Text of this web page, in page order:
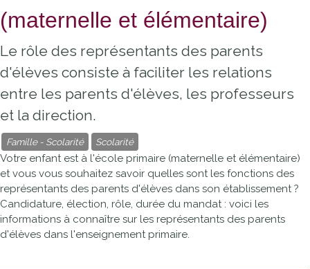
(maternelle et élémentaire)
Le rôle des représentants des parents
d'élèves consiste à faciliter les relations
entre les parents d'élèves, les professeurs
et la direction.
Famille - Scolarité Scolarité
Votre enfant est à l'école primaire (maternelle et élémentaire)
et vous vous souhaitez savoir quelles sont les fonctions des
représentants des parents d'élèves dans son établissement ?
Candidature, élection, rôle, durée du mandat : voici les
informations à connaître sur les représentants des parents
d'élèves dans l'enseignement primaire.